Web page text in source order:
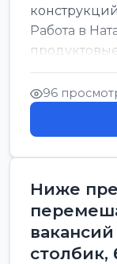
Работа в
лавки<br />
96
Ниже
столбик,